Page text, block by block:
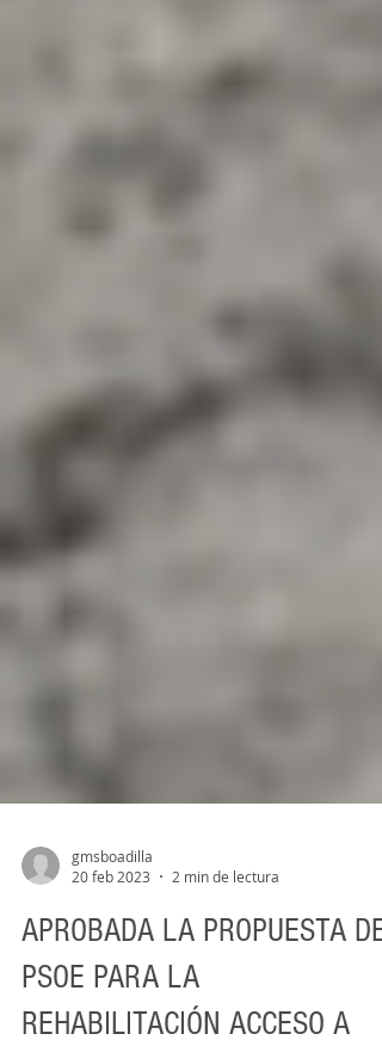
20 feb 2023
2 min de lectura
APROBADA LA PROPUESTA DEL
PSOE PARA LA